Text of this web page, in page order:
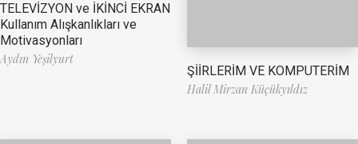
TELEVİZYON ve İKİNCİ EKRAN
Kullanım Alışkanlıkları ve
Motivasyonları
Aydın Yeşilyurt
ŞİİRLERİM VE KOMPUTERİM
Halil Mirzan Küçükyıldız